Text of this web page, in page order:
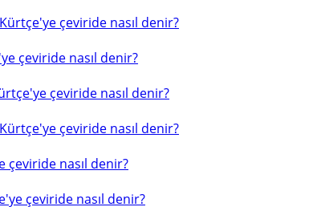
çeviride nasıl denir?
çeviride nasıl denir?
çeviride nasıl denir?
çeviride nasıl denir?
çeviride nasıl denir?
çeviride nasıl denir?